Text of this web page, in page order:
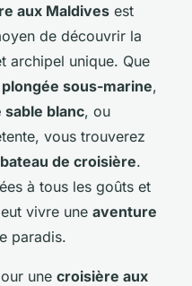
aux Maldives est
de découvrir la
archipel unique. Que
plongée sous-marine,
sable blanc, ou
vous trouverez
bateau de croisière.
à tous les goûts et
vivre une aventure
paradis.
une croisière aux